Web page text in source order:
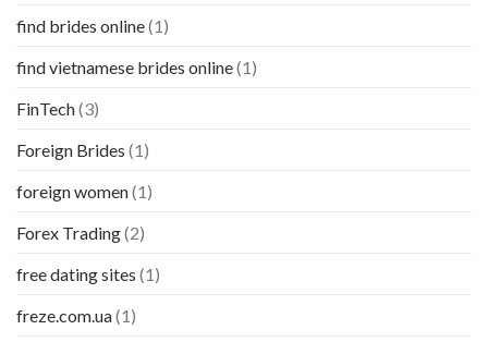
find brides online(1)
find vietnamese brides online(1)
FinTech(3)
Foreign Brides (1)
foreign women(1)
Forex Trading(2)
free dating sites (1)
freze.com.ua(1)